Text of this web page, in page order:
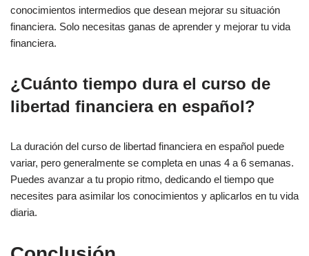
conocimientos intermedios que desean mejorar su situación
financiera. Solo necesitas ganas de aprender y mejorar tu vida
financiera.
¿Cuánto tiempo dura el curso de
libertad financiera en español?
La duración del curso de libertad financiera en español puede
variar, pero generalmente se completa en unas 4 a 6 semanas.
Puedes avanzar a tu propio ritmo, dedicando el tiempo que
necesites para asimilar los conocimientos y aplicarlos en tu vida
diaria.